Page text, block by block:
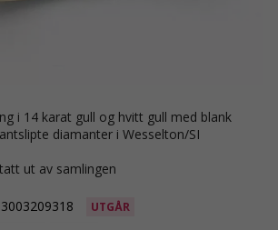
diamanter i Wesselton/SI
tatt ut av samlingen
3003209318 UTGÅR